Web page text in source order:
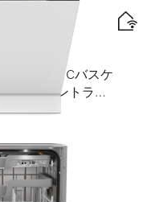
Cバスケ
リリアントライ